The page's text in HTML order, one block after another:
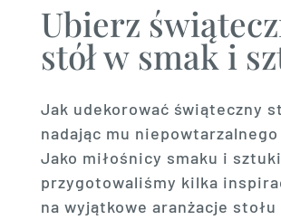
Ubierz
stół w smak i
Jak udekorować świąteczny
nadając mu
Jako miłośnicy smaku i sztuki
przygotowaliśmy kilka
na wyjątkowe aranżacje